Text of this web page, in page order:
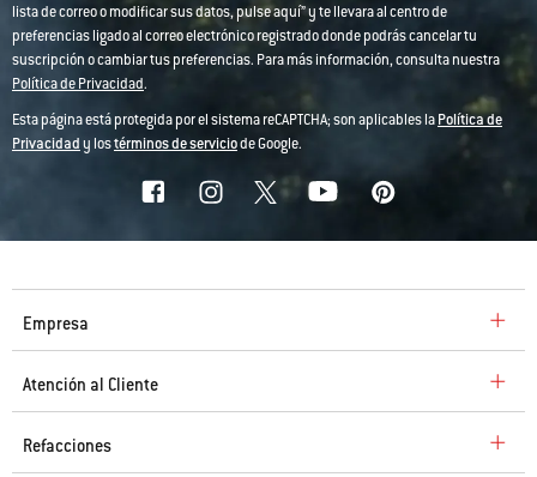
lista de correo o modificar sus datos, pulse aquí” y te llevara al centro de
preferencias ligado al correo electrónico registrado donde podrás cancelar tu
suscripción o cambiar tus preferencias. Para más información, consulta nuestra
Política de Privacidad.
Esta página está protegida por el sistema reCAPTCHA; son aplicables laPolítica de
Privacidady lostérminos de serviciode Google.
Empresa
Atención al Cliente
Refacciones